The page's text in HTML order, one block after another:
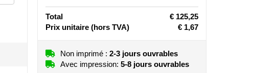
Total
€ 125,25
Prix unitaire(hors TVA) € 1,67
Non imprimé : 2-3 jours ouvrables
Avec impression: 5-8 jours ouvrables